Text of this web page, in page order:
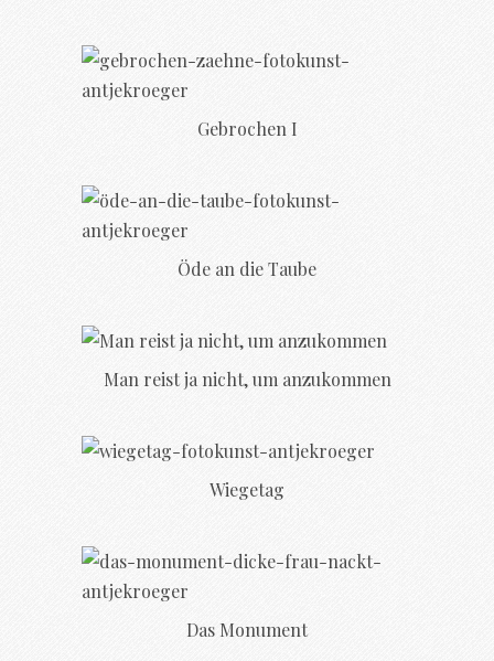
Gebrochen I
Öde an die Taube
Man reist ja nicht, um anzukommen
Wiegetag
Das Monument